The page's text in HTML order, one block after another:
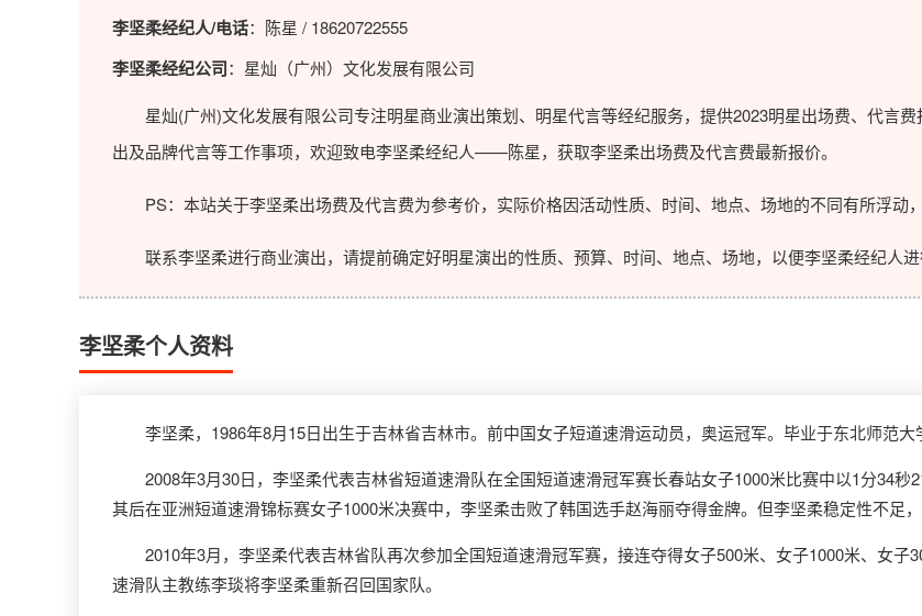
李坚柔经纪人/电话：陈星 / 18620722555
李坚柔经纪公司：星灿（广州）文化发展有限公司
星灿(广州)文化发展有限公司专注明星商业演出策划、明星代言等经纪服务，提供2023明星出场费、代言
出及品牌代言等工作事项，欢迎致电李坚柔经纪人——陈星，获取李坚柔出场费及代言费最新报价。
PS：本站关于李坚柔出场费及代言费为参考价，实际价格因活动性质、时间、地点、场地的不同有所浮动
联系李坚柔进行商业演出，请提前确定好明星演出的性质、预算、时间、地点、场地，以便李坚柔经纪人进
李坚柔个人资料
李坚柔，1986年8月15日出生于吉林省吉林市。前中国女子短道速滑运动员，奥运冠军。毕业于东北师范大
2008年3月30日，李坚柔代表吉林省短道速滑队在全国短道速滑冠军赛长春站女子1000米比赛中以1分34秒
其后在亚洲短道速滑锦标赛女子1000米决赛中，李坚柔击败了韩国选手赵海丽夺得金牌。但李坚柔稳定性不足
2010年3月，李坚柔代表吉林省队再次参加全国短道速滑冠军赛，接连夺得女子500米、女子1000米、女子
速滑队主教练李琰将李坚柔重新召回国家队。